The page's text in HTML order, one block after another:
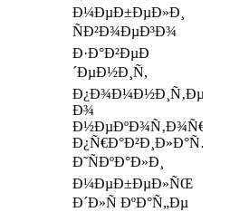
Ð¼ÐµÐ±ÐµÐ»Ð¸
ÑÐ²Ð¾ÐµÐ³Ð¾
Ð·Ð°Ð²ÐµÐ
´ÐµÐ½Ð¸Ñ,
Ð¿Ð¾Ð¼Ð½Ð¸Ñ‚Ðµ
Ð¾
Ð½ÐµÐºÐ¾Ñ‚Ð¾Ñ€Ñ‹Ñ…
Ð¿Ñ€Ð°Ð²Ð¸Ð»Ð°Ñ…:
Ð˜ÑÐºÐ°Ð»Ð¸
Ð¼ÐµÐ±ÐµÐ»ÑŒ
Ð´Ð»Ñ ÐºÐ°Ñ„Ðµ